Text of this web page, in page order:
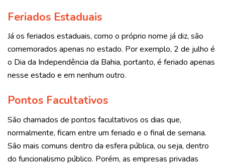
Feriados Estaduais
Já os feriados estaduais, como o próprio nome já diz, são
comemorados apenas no estado. Por exemplo, 2 de julho é
o Dia da Independência da Bahia, portanto, é feriado apenas
nesse estado e em nenhum outro.
Pontos Facultativos
São chamados de pontos facultativos os dias que,
normalmente, ficam entre um feriado e o final de semana.
São mais comuns dentro da esfera pública, ou seja, dentro
do funcionalismo público. Porém, as empresas privadas